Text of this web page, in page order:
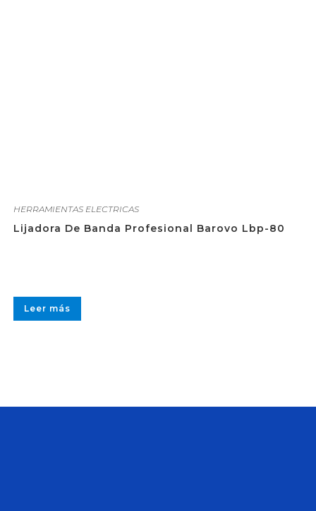
HERRAMIENTAS ELECTRICAS
Lijadora De Banda Profesional Barovo Lbp-80
Leer más